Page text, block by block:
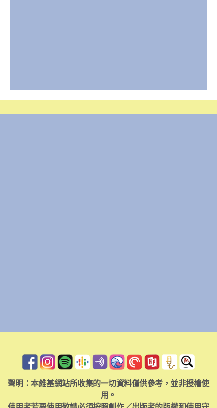
聲明：本維基網站所收集的一切資料僅供參考，並非授權使
用。